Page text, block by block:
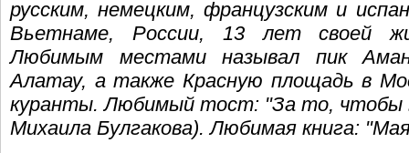
русским, немецким, французским и
Вьетнаме, России, 13 лет своей
Любимым местами называл пик
Алатау, а также Красную площадь в
куранты. Любимый тост: "За то, чтобы
Михаила Булгакова). Любимая книга: